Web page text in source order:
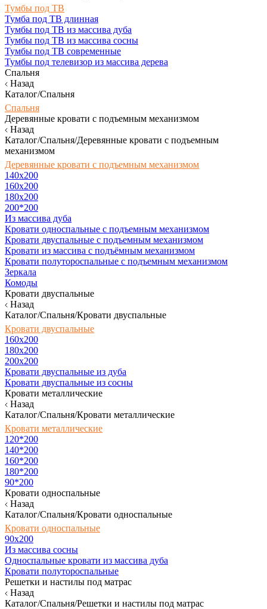
Тумбы под ТВ
Тумба под ТВ длинная
Тумбы под ТВ из массива дуба
Тумбы под ТВ из массива сосны
Тумбы под ТВ современные
Тумбы под телевизор из массива дерева
Спальня
Назад
Каталог/Спальня
Спальня
Деревянные кровати с подъемным механизмом
Назад
Каталог/Спальня/Деревянные кровати с подъемным
механизмом
Деревянные кровати с подъемным механизмом
140x200
160х200
180х200
200*200
Из массива дуба
Кровати односпальные с подъемным механизмом
Кровати двуспальные с подъемным механизмом
Кровати из массива с подъёмным механизмом
Кровати полутороспальные с подъемным механизмом
Зеркала
Комоды
Кровати двуспальные
Назад
Каталог/Спальня/Кровати двуспальные
Кровати двуспальные
160х200
180x200
200x200
Кровати двуспальные из дуба
Кровати двуспальные из сосны
Кровати металлические
Назад
Каталог/Спальня/Кровати металлические
Кровати металлические
120*200
140*200
160*200
180*200
90*200
Кровати односпальные
Назад
Каталог/Спальня/Кровати односпальные
Кровати односпальные
90х200
Из массива сосны
Односпальные кровати из массива дуба
Кровати полутороспальные
Решетки и настилы под матрас
Назад
Каталог/Спальня/Решетки и настилы под матрас